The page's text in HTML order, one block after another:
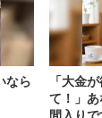
なら
「大金
て！」